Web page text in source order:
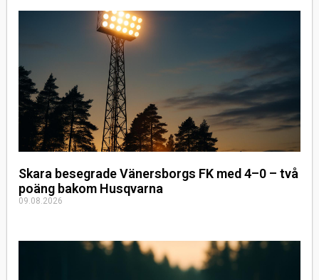
Skara besegrade Vänersborgs FK med 4–0 – två
poäng bakom Husqvarna
09.08.2026